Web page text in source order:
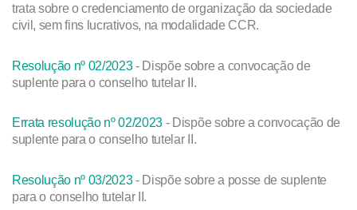
trata sobre o credenciamento de organização da sociedade
civil, sem fins lucrativos, na modalidade CCR.
Resolução nº 02/2023- Dispõe sobre a convocação de
suplente para o conselho tutelar II.
Errata resolução nº 02/2023 - Dispõe sobre a convocação de
suplente para o conselho tutelar II.
Resolução nº 03/2023- Dispõe sobre a posse de suplente
para o conselho tutelar II.